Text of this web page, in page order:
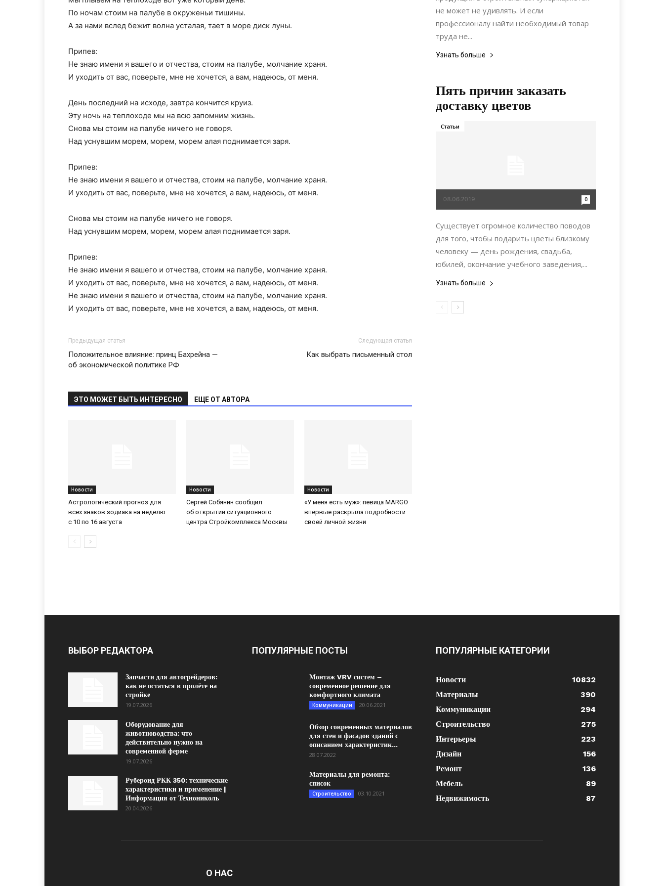
По ночам стоим на палубе в окруженьи тишины.
А за нами вслед бежит волна усталая, тает в море диск луны.
Припев:
Не знаю имени я вашего и отчества, стоим на палубе, молчание храня.
И уходить от вас, поверьте, мне не хочется, а вам, надеюсь, от меня.
День последний на исходе, завтра кончится круиз.
Эту ночь на теплоходе мы на всю запомним жизнь.
Снова мы стоим на палубе ничего не говоря.
Над уснувшим морем, морем, морем алая поднимается заря.
Припев:
Не знаю имени я вашего и отчества, стоим на палубе, молчание храня.
И уходить от вас, поверьте, мне не хочется, а вам, надеюсь, от меня.
Снова мы стоим на палубе ничего не говоря.
Над уснувшим морем, морем, морем алая поднимается заря.
Припев:
Не знаю имени я вашего и отчества, стоим на палубе, молчание храня.
И уходить от вас, поверьте, мне не хочется, а вам, надеюсь, от меня.
Не знаю имени я вашего и отчества, стоим на палубе, молчание храня.
И уходить от вас, поверьте, мне не хочется, а вам, надеюсь, от меня.
Предыдущая статья
Положительное влияние: принц Бахрейна —
об экономической политике РФ
Следующая статья
Как выбрать письменный стол
ЭТО МОЖЕТ БЫТЬ ИНТЕРЕСНО ЕЩЕ ОТ АВТОРА
Новости
Астрологический прогноз для
всех знаков зодиака на неделю
с 10 по 16 августа
Новости
Сергей Собянин сообщил
об открытии ситуационного
центра Стройкомплекса Москвы
Новости
«У меня есть муж»: певица MARGO
впервые раскрыла подробности
своей личной жизни
не может не удивлять. И если
профессионалу найти необходимый товар
труда не...
Узнать больше
Пять причин заказать
доставку цветов
08.06.2019 0
Статьи
Существует огромное количество поводов
для того, чтобы подарить цветы близкому
человеку — день рождения, свадьба,
юбилей, окончание учебного заведения,...
Узнать больше
ВЫБОР РЕДАКТОРА
Запчасти для автогрейдеров:
как не остаться в пролёте на
стройке
19.07.2026
Оборудование для
животноводства: что
действительно нужно на
современной ферме
19.07.2026
Рубероид РКК 350: технические
характеристики и применение |
Информация от Технониколь
20.04.2026
ПОПУЛЯРНЫЕ ПОСТЫ
Монтаж VRV систем –
современное решение для
комфортного климата
Коммуникации 20.06.2021
Обзор современных материалов
для стен и фасадов зданий с
описанием характеристик...
28.07.2022
Материалы для ремонта:
список
Строительство 03.10.2021
ПОПУЛЯРНЫЕ КАТЕГОРИИ
Новости
10832
Материалы
390
Коммуникации
294
Строительство
275
Интерьеры
223
Дизайн
156
Ремонт
136
Мебель
89
Недвижимость
87
О НАС